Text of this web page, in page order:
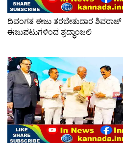
ದಿವಂಗತ ಈಜು ತರಬೇತುದಾರ
ಈಜುಪಟುಗಳಿಂದ ಶ್ರದ್ಧಾಂಜಲಿ